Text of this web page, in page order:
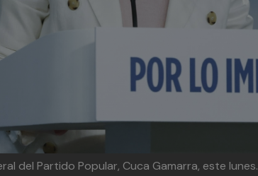
del Partido Popular, Cuca Gamarra, este lunes.